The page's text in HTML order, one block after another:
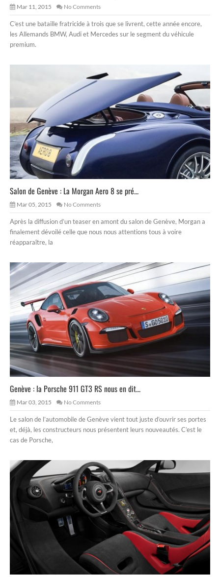
Mar 11, 2015 No Comments
C’est une bataille fratricide à trois que se livrent, cette année encore,
les Allemands BMW, Audi et Mercedes sur le segment du véhicule
premium.
Salon de Genève : La Morgan Aero 8 se pré...
Mar 05, 2015 No Comments
Après la diffusion d’un teaser en amont du salon de Genève, Morgan a
finalement dévoilé celle que nous nous attentions tous à voire
réapparaître, la
Genève : la Porsche 911 GT3 RS nous en dit...
Mar 03, 2015 No Comments
Le salon de l’automobile de Genève vient tout juste d’ouvrir ses portes
et, déjà, les constructeurs nous présentent leurs nouveautés. C’est le
cas de Porsche,